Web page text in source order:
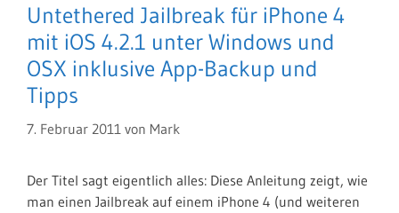
Untethered Jailbreak für iPhone 4
mit iOS 4.2.1 unter Windows und
OSX inklusive App-Backup und
Tipps
7. Februar 2011 von Mark
Der Titel sagt eigentlich alles: Diese Anleitung zeigt, wie
man einen Jailbreak auf einem iPhone 4 (und weiteren